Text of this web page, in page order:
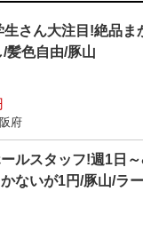
生さん大注目!絶品ま
髪色自由/豚山
府
ルスタッフ!週1日
ないが1円/豚山/ラ